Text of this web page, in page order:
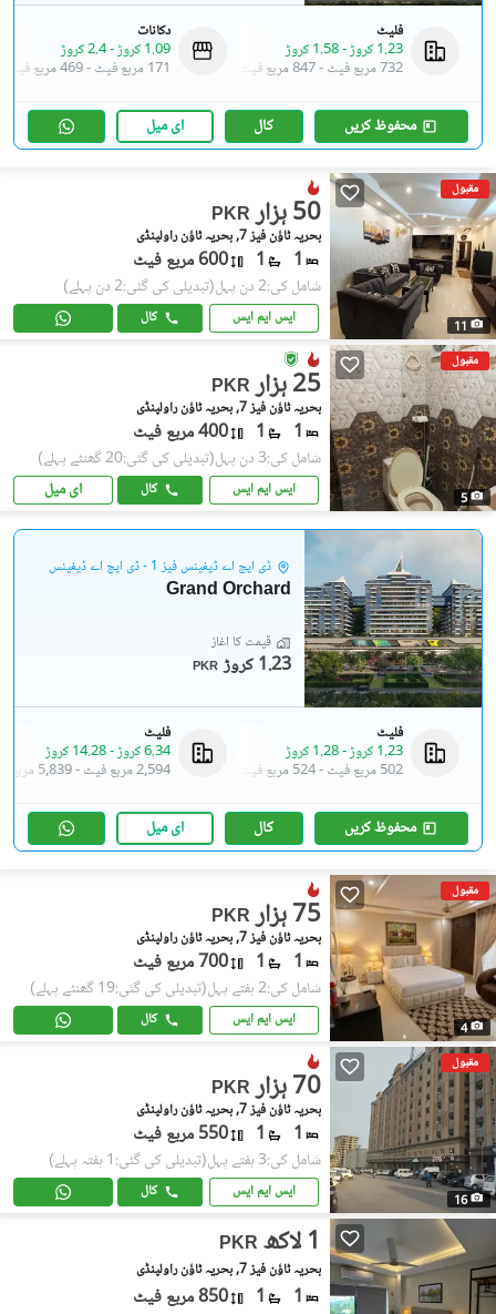
فلیٹ
1.23 کروڑ
-1.58 کروڑ
732 مربع فیٹ
-847 مربع فیٹ
دکانات
1.09 کروڑ
-2.4 کروڑ
171 مربع فیٹ
-469 مربع فیٹ
محفوظ کریں کال ای میل
مقبول
11
PKR 50 ہزار
بحریہ ٹاؤن فیز 7, بحریہ ٹاؤن راولپنڈی
1
1 600 مربع فیٹ
شامل کی:2 دن پہل (تبدیلی کی گئی:2 دن پہلے)
ایس ایم ایس کال
مقبول
5
PKR 25 ہزار
بحریہ ٹاؤن فیز 7, بحریہ ٹاؤن راولپنڈی
1
1 400 مربع فیٹ
شامل کی:3 دن پہل (تبدیلی کی گئی:20 گھنٹے پہلے)
ایس ایم ایس کال ای میل
ڈی ایچ اے ڈیفینس فیز 1 - ڈی ایچ اے ڈیفینس
Grand Orchard
قیمت کا آغاز
PKR 1.23 کروڑ
فلیٹ
1.23 کروڑ
-1.28 کروڑ
502 مربع فیٹ
-524 مربع فیٹ
فلیٹ
6.34 کروڑ
-14.28 کروڑ
2,594 مربع فیٹ
-5,839 مربع فیٹ
محفوظ کریں کال ای میل
مقبول
4
PKR 75 ہزار
بحریہ ٹاؤن فیز 7, بحریہ ٹاؤن راولپنڈی
1
1 700 مربع فیٹ
شامل کی:2 ہفتے پہل (تبدیلی کی گئی:19 گھنٹے پہلے)
ایس ایم ایس کال
مقبول
16
PKR 70 ہزار
بحریہ ٹاؤن فیز 7, بحریہ ٹاؤن راولپنڈی
1
1 550 مربع فیٹ
شامل کی:3 ہفتے پہل (تبدیلی کی گئی:1 ہفتہ پہلے)
ایس ایم ایس کال
PKR 1 لاکھ
بحریہ ٹاؤن فیز 7, بحریہ ٹاؤن راولپنڈی
1
1 850 مربع فیٹ